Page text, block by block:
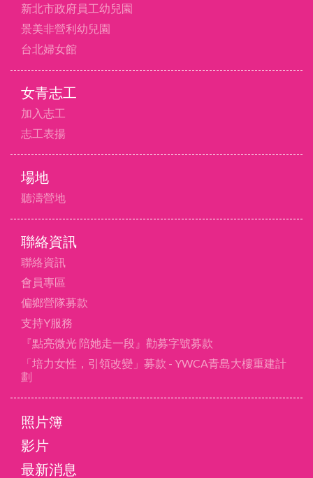
新北市政府員工幼兒園
景美非營利幼兒園
台北婦女館
女青志工
加入志工
志工表揚
場地
聽濤營地
聯絡資訊
聯絡資訊
會員專區
偏鄉營隊募款
支持Y服務
『點亮微光 陪她走一段』勸募字號募款
「培力女性，引領改變」募款 - YWCA青島大樓重建計
劃
照片簿
影片
最新消息